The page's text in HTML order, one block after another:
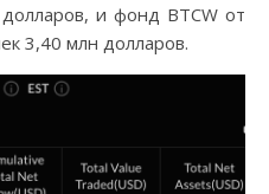
и фонд BTCW от
3,40 млн долларов.